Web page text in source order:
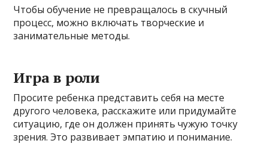
Чтобы обучение не превращалось в скучный
процесс, можно включать творческие и
занимательные методы.
Игра в роли
Просите ребенка представить себя на месте
другого человека, расскажите или придумайте
ситуацию, где он должен принять чужую точку
зрения. Это развивает эмпатию и понимание.